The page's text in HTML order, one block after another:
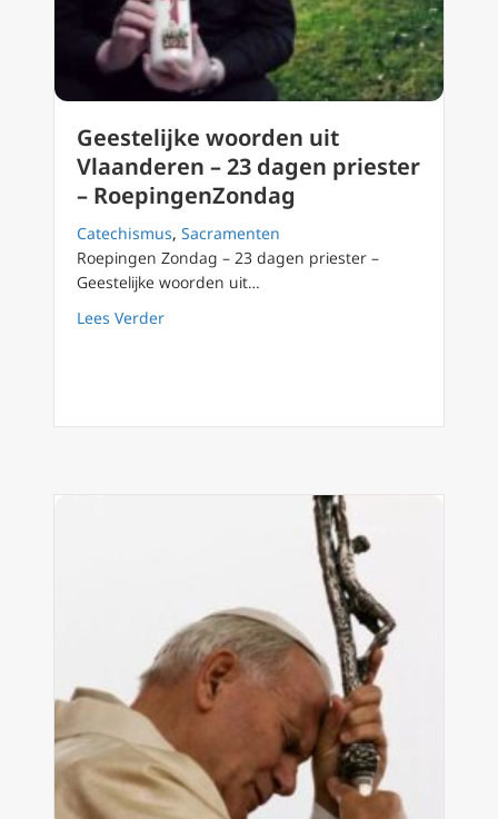
Geestelijke woorden uit
Vlaanderen – 23 dagen priester
– RoepingenZondag
Catechismus, Sacramenten
Roepingen Zondag – 23 dagen priester –
Geestelijke woorden uit…
Lees Verderabout Geestelijke woorden uit Vlaanderen